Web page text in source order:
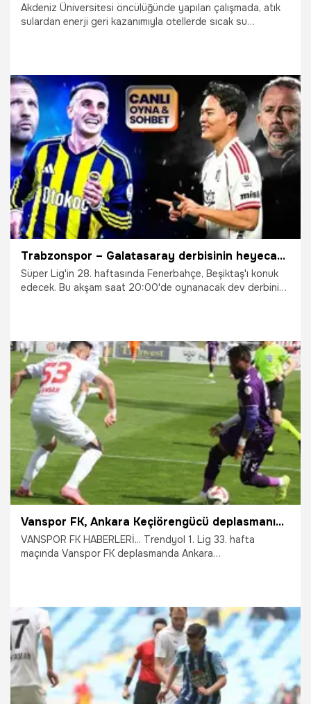
Akdeniz Üniversitesi öncülüğünde yapılan çalışmada, atık
sulardan enerji geri kazanımıyla otellerde sıcak su
oranda azaltıyor.
11.04.2026 Antalya
Trabzonspor – Galatasaray derbisinin heyecanı canlı bahis ve canlı sohbet ile Misli'de yaşanıyor!
Süper Lig'in 28. haftasında Fenerbahçe, Beşiktaş'ı konuk
edecek. Bu akşam saat 20:00'de oynanacak dev derbinin
5.04.2026 Şampiy10
Vanspor FK, Ankara Keçiörengücü deplasmanından eli boş dönüyor
VANSPOR FK HABERLERİ... Trendyol 1. Lig 33. hafta
maçında Vanspor FK deplasmanda Ankara
4.04.2026 Van